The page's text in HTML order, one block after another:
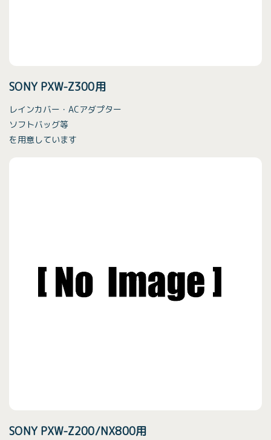
SONY PXW-Z300用
レインカバー・ACアダプター
ソフトバッグ等
を用意しています
SONY PXW-Z200/NX800用